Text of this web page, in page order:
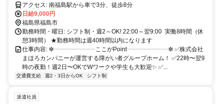
アクセス: 南福島駅から車で3分、徒歩8分
日給9,000円
福島県福島市
勤務時間・曜日: シフト制・週2～OK! 22:00～翌9:00 実働8時間（休
憩3時間） ★勤務時間は週40時間以内になります
仕事内容: ✼┈┈┈┈┈┈┈ここがPoint┈┈┈┈┈┈┈✼ ✅株式会社
まほろカンパニーが運営する障がい者グループホーム！ ✅️22時〜翌9
時の夜勤！週2日〜OKでWワークや学生も大歓迎✨ ✅️...
交通費支給 週2・3日からOK シフト制
派遣社員